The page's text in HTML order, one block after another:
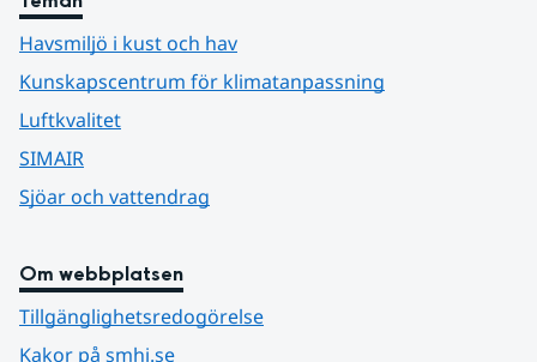
Havsmiljö i kust och hav
Kunskapscentrum för klimatanpassning
Luftkvalitet
SIMAIR
Sjöar och vattendrag
Om webbplatsen
Tillgänglighetsredogörelse
Kakor på smhi.se